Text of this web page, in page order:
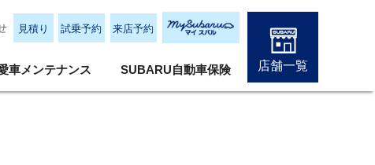
見積り 試乗予約 来店予約
車メンテナンス SUBARU自動車保険 店舗一覧